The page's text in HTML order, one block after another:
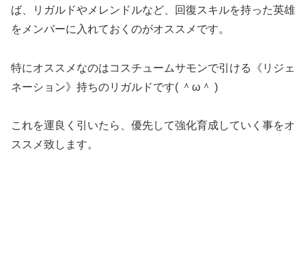
ば、リガルドやメレンドルなど、回復スキルを持った英雄
をメンバーに入れておくのがオススメです。
特にオススメなのはコスチュームサモンで引ける《リジェ
ネーション》持ちのリガルドです( ＾ω＾ )
これを運良く引いたら、優先して強化育成していく事をオ
ススメ致します。